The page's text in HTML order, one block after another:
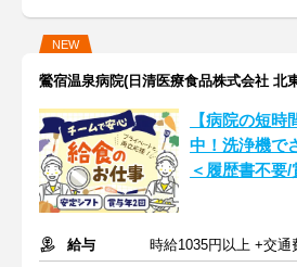
NEW
鶯宿温泉病院(日清医療食品株式会社 北
【病院の短時
中！洗浄機で
＜履歴書不要/
給与